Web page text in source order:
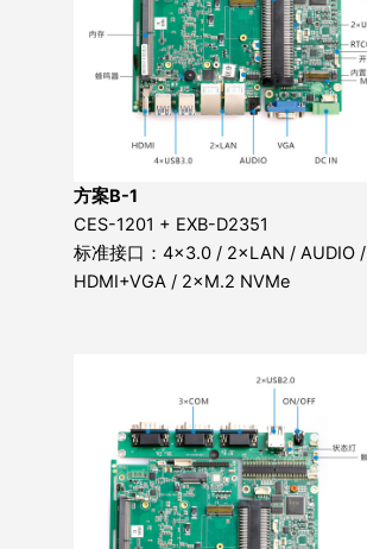
方案B-1
CES-1201 + EXB-D2351
标准接口：4×3.0 / 2×LAN / AUDIO /
HDMI+VGA / 2×M.2 NVMe